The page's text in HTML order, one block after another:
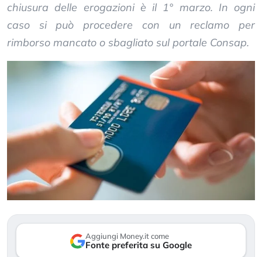
chiusura delle erogazioni è il 1° marzo. In ogni
caso si può procedere con un reclamo per
rimborso mancato o sbagliato sul portale Consap.
Aggiungi Money.it come
Fonte preferita su Google